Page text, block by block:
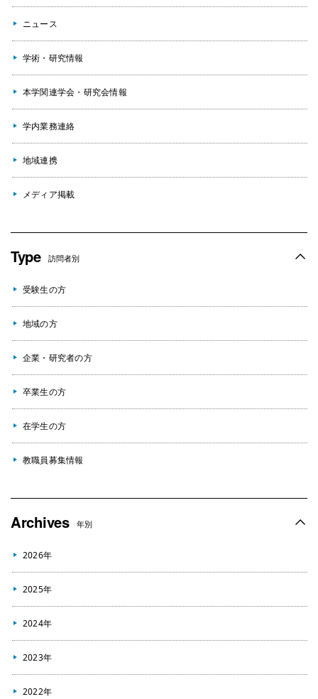
ニュース
学術・研究情報
本学関連学会・研究会情報
学内業務連絡
地域連携
メディア掲載
Type 訪問者別
受験生の方
地域の方
企業・研究者の方
卒業生の方
在学生の方
教職員募集情報
Archives 年別
2026年
2025年
2024年
2023年
2022年